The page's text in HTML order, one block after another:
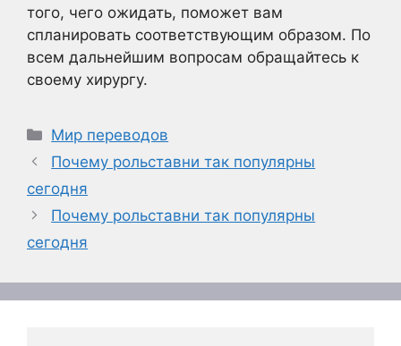
того, чего ожидать, поможет вам
спланировать соответствующим образом. По
всем дальнейшим вопросам обращайтесь к
своему хирургу.
Рубрики
Мир переводов
Почему рольставни так популярны
сегодня
Почему рольставни так популярны
сегодня